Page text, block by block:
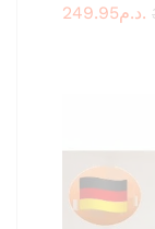
249.95 د.م.